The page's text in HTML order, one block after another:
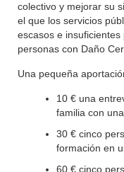
colectivo y mejorar su
el que los servicios
escasos e
personas con Daño
Una pequeña
10 € una
familia con
30 € cinco
formación en
60 € cinco